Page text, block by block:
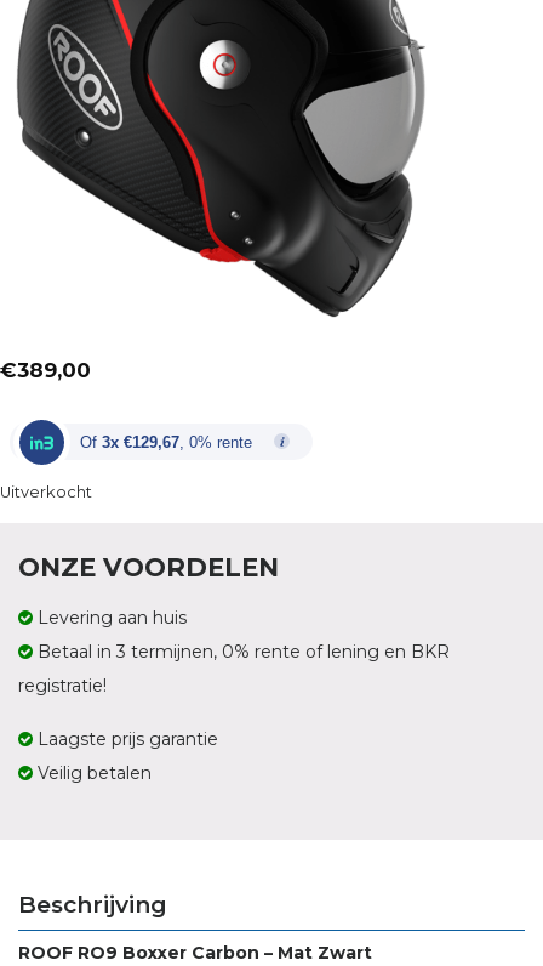
€389,00
Of 3x €129,67, 0% rente
Uitverkocht
ONZE VOORDELEN
Levering aan huis
Betaal in 3 termijnen, 0% rente of lening en BKR
registratie!
Laagste prijs garantie
Veilig betalen
Beschrijving
ROOF RO9 Boxxer Carbon – Mat Zwart